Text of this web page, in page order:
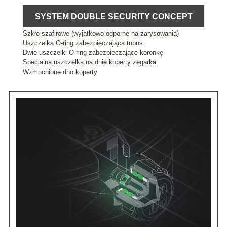
SYSTEM DOUBLE SECURITY CONCEPT
Szkło szafirowe (wyjątkowo odporne na zarysowania)
Uszczelka O-ring zabezpieczająca tubus
Dwie uszczelki O-ring zabezpieczające koronkę
Specjalna uszczelka na dnie koperty zegarka
Wzmocnione dno koperty